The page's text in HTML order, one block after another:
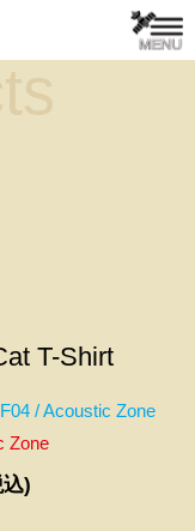
T-Shirt
/ Acoustic Zone
Zone
込)